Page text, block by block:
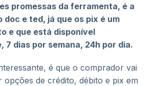
promessas da ferramenta, é a
e ted, já que os pix é um
e que está disponível
7 dias por semana, 24h por dia.
é que o comprador vai
de crédito, débito e pix em